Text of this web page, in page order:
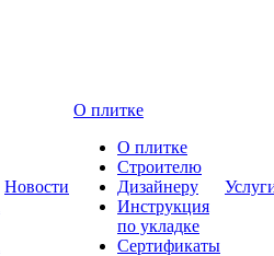
Новости
О плитке
О плитке
Строителю
Дизайнеру
Инструкция
по укладке
Сертификаты